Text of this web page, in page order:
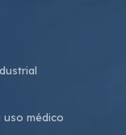
uso médico